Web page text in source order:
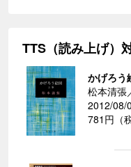
TTS（読み上げ）
かげろう
松本清張
2012/08/
781円（